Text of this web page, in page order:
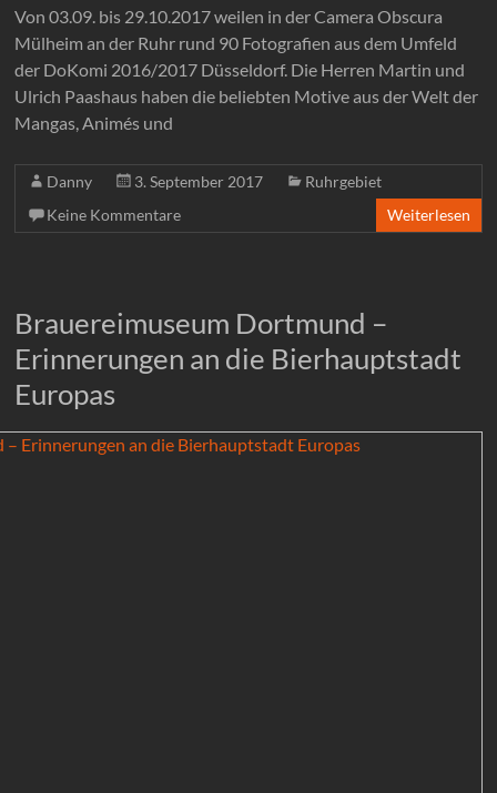
Von 03.09. bis 29.10.2017 weilen in der Camera Obscura
Mülheim an der Ruhr rund 90 Fotografien aus dem Umfeld
der DoKomi 2016/2017 Düsseldorf. Die Herren Martin und
Ulrich Paashaus haben die beliebten Motive aus der Welt der
Mangas, Animés und
Danny 3. September 2017
Ruhrgebiet
Keine Kommentare
Weiterlesen
Brauereimuseum Dortmund –
Erinnerungen an die Bierhauptstadt
Europas